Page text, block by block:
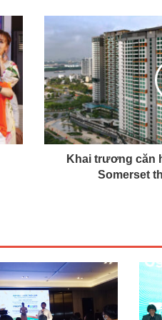
Khai trương căn
Somerset